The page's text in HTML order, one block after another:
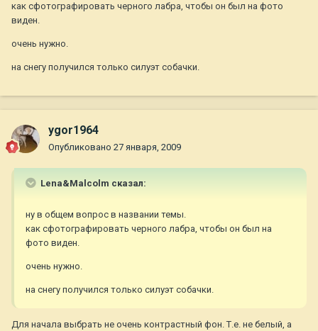
как сфотографировать черного лабра, чтобы он был на фото
виден.
очень нужно.
на снегу получился только силуэт собачки.
ygor1964
Опубликовано 27 января, 2009
Lena&Malcolm сказал:
ну в общем вопрос в названии темы.
как сфотографировать черного лабра, чтобы он был на
фото виден.
очень нужно.
на снегу получился только силуэт собачки.
Для начала выбрать не очень контрастный фон. Т.е. не белый, а